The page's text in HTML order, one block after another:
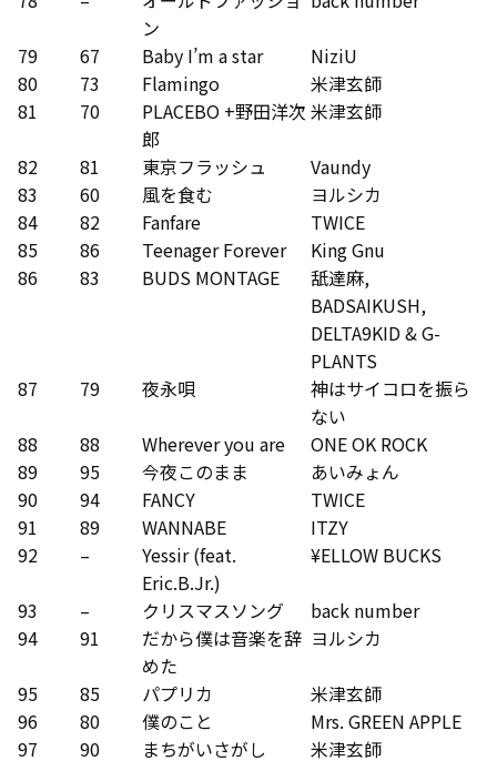
ン
79 67 Baby I’m a star
NiziU
80
73 Flamingo
米津玄師
81
70
PLACEBO +野田洋次
郎
米津玄師
82 81 東京フラッシュ
Vaundy
83
60 風を食む
ヨルシカ
84
82 Fanfare
TWICE
85
86 Teenager Forever
King Gnu
86
83 BUDS MONTAGE
舐達麻,
BADSAIKUSH,
DELTA9KID & G-
PLANTS
87
79 夜永唄
神はサイコロを振ら
ない
88
88 Wherever you are
ONE OK ROCK
89
95 今夜このまま
あいみょん
90
94 FANCY
TWICE
91
89 WANNABE
ITZY
92
–
Yessir (feat.
Eric.B.Jr.)
¥ELLOW BUCKS
93 – クリスマスソング
back number
94
91
だから僕は音楽を辞
めた
ヨルシカ
95 85 パプリカ
米津玄師
96
80 僕のこと
Mrs. GREEN APPLE
97
90 まちがいさがし
米津玄師